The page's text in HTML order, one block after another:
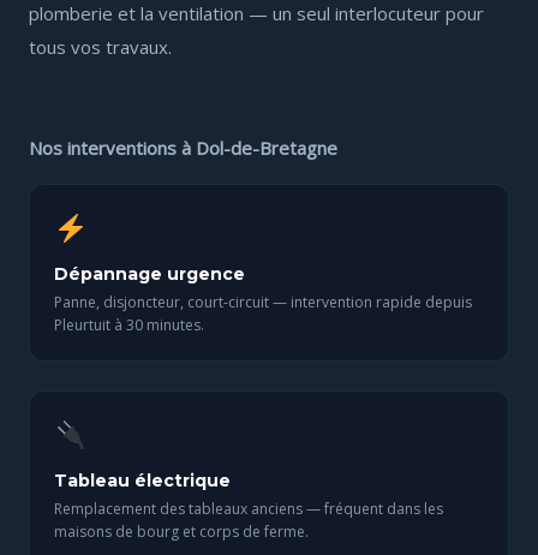
plomberie et la ventilation — un seul interlocuteur pour
tous vos travaux.
Nos interventions à Dol-de-Bretagne
Dépannage urgence
Panne, disjoncteur, court-circuit — intervention rapide depuis
Pleurtuit à 30 minutes.
Tableau électrique
Remplacement des tableaux anciens — fréquent dans les
maisons de bourg et corps de ferme.